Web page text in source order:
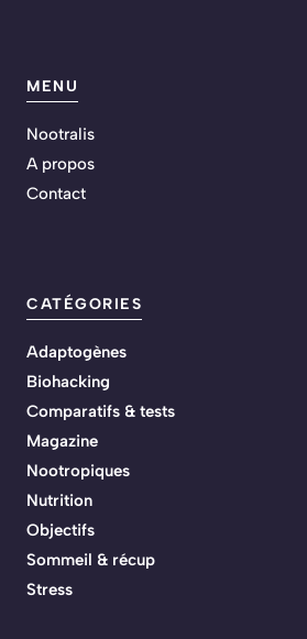
MENU
Nootralis
A propos
Contact
CATÉGORIES
Adaptogènes
Biohacking
Comparatifs & tests
Magazine
Nootropiques
Nutrition
Objectifs
Sommeil & récup
Stress